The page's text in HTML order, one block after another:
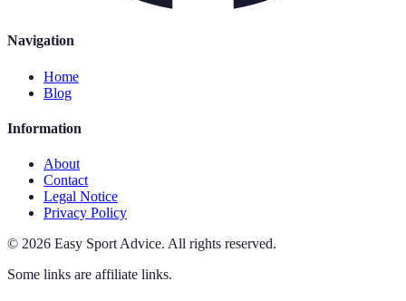
Navigation
Home
Blog
Information
About
Contact
Legal Notice
Privacy Policy
© 2026 Easy Sport Advice. All rights reserved.
Some links are affiliate links.